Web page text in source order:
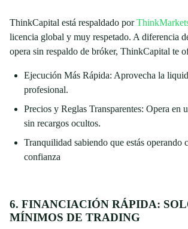
ThinkCapital está respaldado por
licencia global y muy respetado. A diferencia
opera sin respaldo de bróker, ThinkCapital te
Ejecución Más Rápida: Aprovecha la
profesional.
Precios y Reglas Transparentes: Opera en
sin recargos ocultos.
Tranquilidad sabiendo que estás operando
confianza
6. FINANCIACIÓN RÁPIDA:
MÍNIMOS DE TRADING